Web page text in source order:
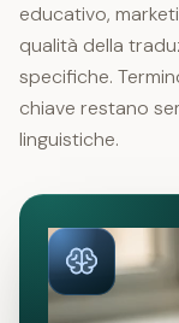
educativo,
qualità della
specifiche.
chiave restano
linguistiche.